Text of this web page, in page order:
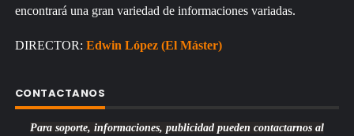
encontrará una gran variedad de informaciones variadas.
DIRECTOR: Edwin López (El Máster)
CONTACTANOS
Para soporte, informaciones, publicidad pueden contactarnos al